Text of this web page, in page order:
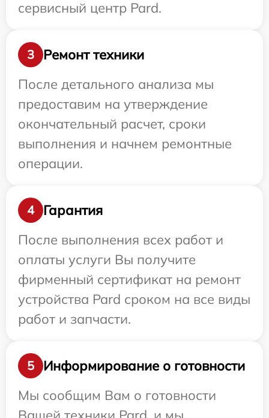
сервисный центр Pard.
3
Ремонт техники
После детального анализа мы
предоставим на утверждение
окончательный расчет, сроки
выполнения и начнем ремонтные
операции.
4
Гарантия
После выполнения всех работ и
оплаты услуги Вы получите
фирменный сертификат на ремонт
устройства Pard сроком на все виды
работ и запчасти.
5
Информирование о готовности
Мы сообщим Вам о готовности